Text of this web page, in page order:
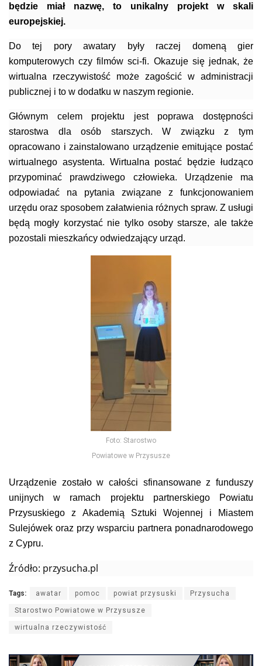
będzie miał nazwę, to unikalny projekt w skali
europejskiej.
Do tej pory awatary były raczej domeną gier
komputerowych czy filmów sci-fi. Okazuje się jednak, że
wirtualna rzeczywistość może zagościć w administracji
publicznej i to w dodatku w naszym regionie.
Głównym celem projektu jest poprawa dostępności
starostwa dla osób starszych. W związku z tym
opracowano i zainstalowano urządzenie emitujące postać
wirtualnego asystenta. Wirtualna postać będzie łudząco
przypominać prawdziwego człowieka. Urządzenie ma
odpowiadać na pytania związane z funkcjonowaniem
urzędu oraz sposobem załatwienia różnych spraw. Z usługi
będą mogły korzystać nie tylko osoby starsze, ale także
pozostali mieszkańcy odwiedzający urząd.
Foto: Starostwo
Powiatowe w Przysusze
Urządzenie zostało w całości sfinansowane z funduszy
unijnych w ramach projektu partnerskiego Powiatu
Przysuskiego z Akademią Sztuki Wojennej i Miastem
Sulejówek oraz przy wsparciu partnera ponadnarodowego
z Cypru.
Źródło: przysucha.pl
Tags: awatar pomoc powiat przysuski Przysucha
Starostwo Powiatowe w Przysusze
wirtualna rzeczywistość